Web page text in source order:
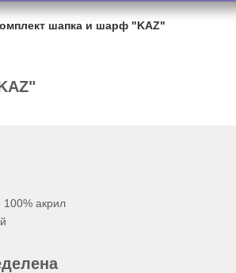
шапка и шарф "KAZ"
100% акрил